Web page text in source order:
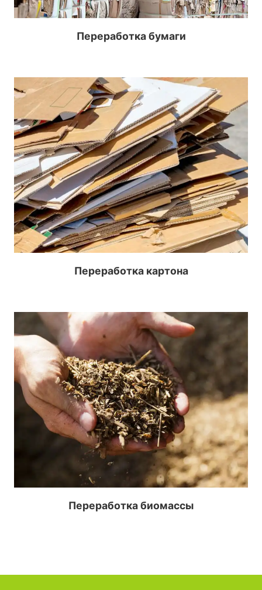
Переработка бумаги
Переработка картона
Переработка биомассы